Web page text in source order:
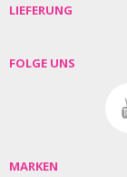
LIEFERUNG
FOLGE UNS
MARKEN